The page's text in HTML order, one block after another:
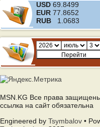
USD 69.8499
EUR 77.8652
RUB 1.0683
MSN.KG Все права
ссылка на сайт обязательна
Engineered by Tsymbalov •